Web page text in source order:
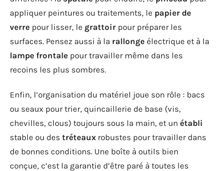
appliquer peintures ou traitements, le papier de
verre pour lisser, le grattoir pour préparer les
surfaces. Pensez aussi à la rallonge électrique et à la
lampe frontale pour travailler même dans les
recoins les plus sombres.
Enfin, l’organisation du matériel joue son rôle : bacs
ou seaux pour trier, quincaillerie de base (vis,
chevilles, clous) toujours sous la main, et un établi
stable ou des tréteaux robustes pour travailler dans
de bonnes conditions. Une boîte à outils bien
conçue, c’est la garantie d’être paré à toutes les